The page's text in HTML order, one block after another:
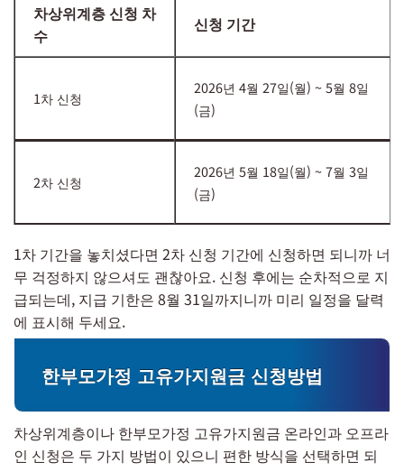
차상위계층 신청 차
수
신청 기간
1차 신청
2026년 4월 27일(월) ~ 5월 8일
(금)
2차 신청
2026년 5월 18일(월) ~ 7월 3일
(금)
1차 기간을 놓치셨다면 2차 신청 기간에 신청하면 되니까 너
무 걱정하지 않으셔도 괜찮아요. 신청 후에는 순차적으로 지
급되는데, 지급 기한은 8월 31일까지니까 미리 일정을 달력
에 표시해 두세요.
한부모가정 고유가지원금 신청방법
차상위계층이나 한부모가정 고유가지원금 온라인과 오프라
인 신청은 두 가지 방법이 있으니 편한 방식을 선택하면 되